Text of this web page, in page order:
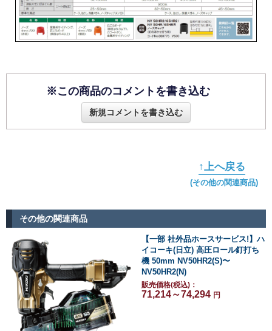
※この商品のコメントを書き込む
新規コメントを書き込む
↑上へ戻る
(その他の関連商品)
その他の関連商品
【一部 社外品ホースサービス!】ハ
イコーキ(日立) 高圧ロール釘打ち
機 50mm NV50HR2(S)〜
NV50HR2(N)
販売価格(税込)：
71,214～74,294 円